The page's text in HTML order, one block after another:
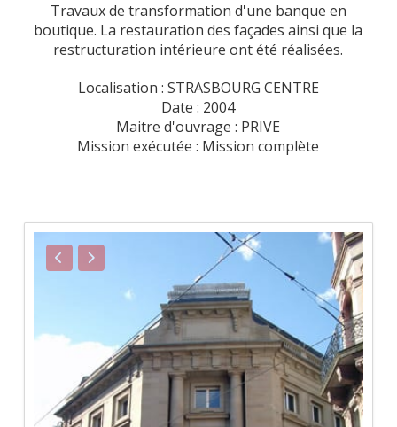
Travaux de transformation d'une banque en
boutique. La restauration des façades ainsi que la
restructuration intérieure ont été réalisées.
Localisation : STRASBOURG CENTRE
Date : 2004
Maitre d'ouvrage : PRIVE
Mission exécutée : Mission complète